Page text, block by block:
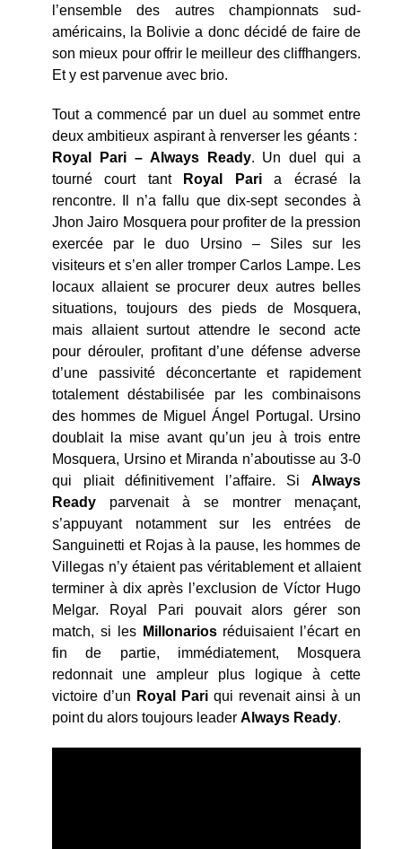
l’ensemble des autres championnats sud-
américains, la Bolivie a donc décidé de faire de
son mieux pour offrir le meilleur des cliffhangers.
Et y est parvenue avec brio.
Tout a commencé par un duel au sommet entre
deux ambitieux aspirant à renverser les géants :
Royal Pari – Always Ready. Un duel qui a
tourné court tant
Royal Paria écrasé la
rencontre. Il n’a fallu que dix-sept secondes à
Jhon Jairo Mosquera pour profiter de la pression
exercée par le duo Ursino – Siles sur les
visiteurs et s’en aller tromper Carlos Lampe. Les
locaux allaient se procurer deux autres belles
situations, toujours des pieds de Mosquera,
mais allaient surtout attendre le second acte
pour dérouler, profitant d’une défense adverse
d’une passivité déconcertante et rapidement
totalement déstabilisée par les combinaisons
des hommes de Miguel Ángel Portugal. Ursino
doublait la mise avant qu’un jeu à trois entre
Mosquera, Ursino et Miranda n’aboutisse au 3-0
qui pliait définitivement l’affaire. Si Always
Ready parvenait à se montrer menaçant,
s’appuyant notamment sur les entrées de
Sanguinetti et Rojas à la pause, les hommes de
Villegas n’y étaient pas véritablement et allaient
terminer à dix après l’exclusion de Víctor Hugo
Melgar. Royal Pari pouvait alors gérer son
match, si les Millonariosréduisaient l’écart en
fin de partie, immédiatement, Mosquera
redonnait une ampleur plus logique à cette
victoire d’un Royal Pari qui revenait ainsi à un
point du alors toujours leader Always Ready.